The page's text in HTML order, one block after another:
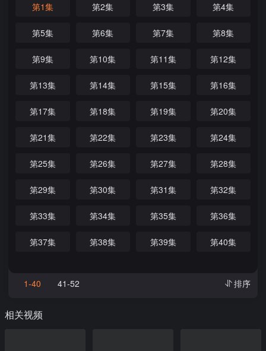
第1集 第2集 第3集 第4集
第5集 第6集 第7集 第8集
第9集 第10集 第11集 第12集
第13集 第14集 第15集 第16集
第17集 第18集 第19集 第20集
第21集 第22集 第23集 第24集
第25集 第26集 第27集 第28集
第29集 第30集 第31集 第32集
第33集 第34集 第35集 第36集
第37集 第38集 第39集 第40集
1-40 41-52 排序
相关视频